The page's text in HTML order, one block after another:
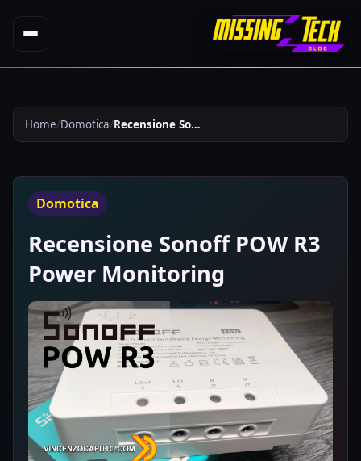
Home Domotica Recensione Sonoff Pow R3 Power Monitoring 673
Domotica
Recensione Sonoff POW R3
Power Monitoring